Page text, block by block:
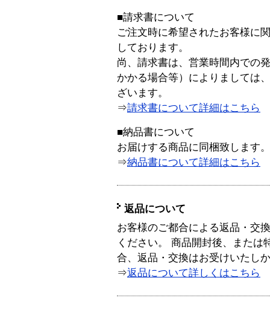
■請求書について
ご注文時に希望されたお客様に
しております。
尚、請求書は、営業時間内での
かかる場合等）によりましては
ざいます。
⇒請求書について詳細はこちら
■納品書について
お届けする商品に同梱致します。
⇒納品書について詳細はこちら
返品について
お客様のご都合による返品・交
ください。 商品開封後、または
合、返品・交換はお受けいたし
⇒返品について詳しくはこちら